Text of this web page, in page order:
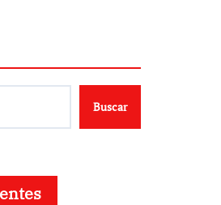
Buscar